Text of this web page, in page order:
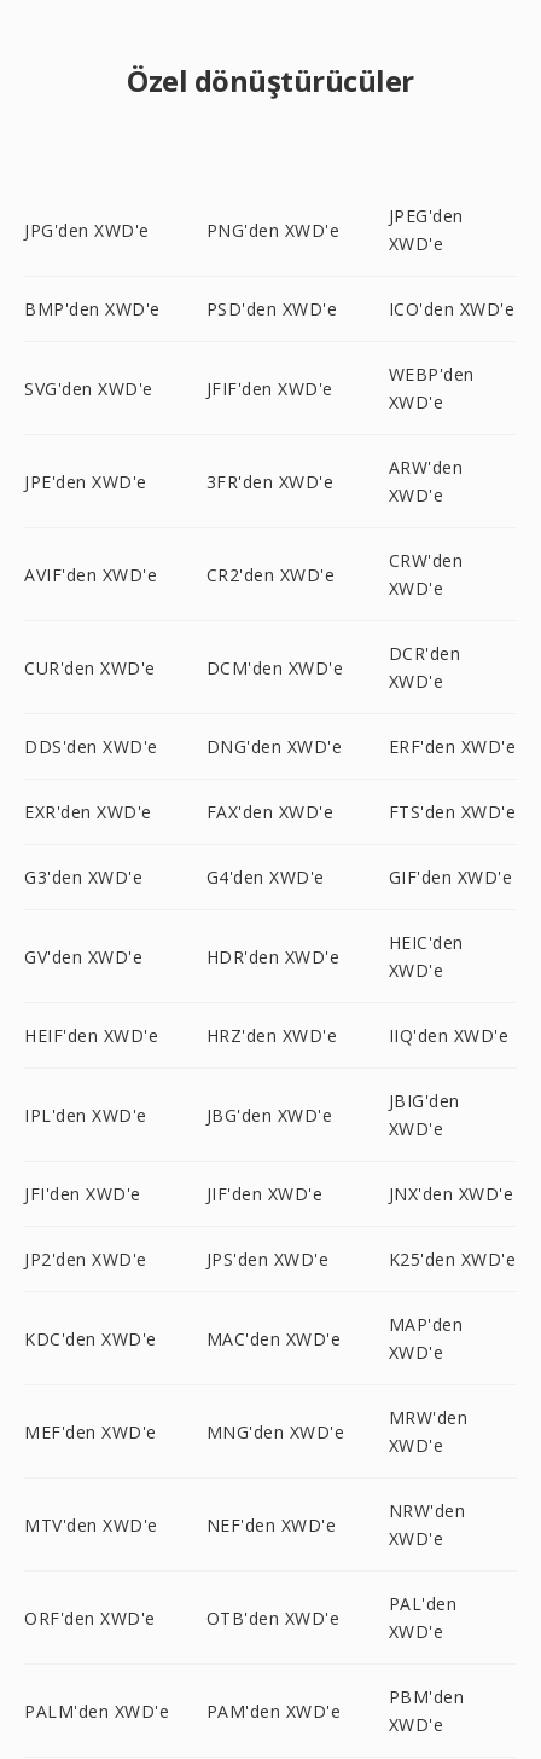
Özel dönüştürücüler
JPG'den XWD'e PNG'den XWD'e
JPEG'den
XWD'e
BMP'den XWD'e PSD'den XWD'e ICO'den XWD'e
SVG'den XWD'e JFIF'den XWD'e
WEBP'den
XWD'e
JPE'den XWD'e 3FR'den XWD'e
ARW'den
XWD'e
AVIF'den XWD'e CR2'den XWD'e
CRW'den
XWD'e
CUR'den XWD'e DCM'den XWD'e
DCR'den
XWD'e
DDS'den XWD'e DNG'den XWD'e ERF'den XWD'e
EXR'den XWD'e FAX'den XWD'e FTS'den XWD'e
G3'den XWD'e G4'den XWD'e GIF'den XWD'e
GV'den XWD'e HDR'den XWD'e
HEIC'den
XWD'e
HEIF'den XWD'e HRZ'den XWD'e IIQ'den XWD'e
IPL'den XWD'e JBG'den XWD'e
JBIG'den
XWD'e
JFI'den XWD'e JIF'den XWD'e JNX'den XWD'e
JP2'den XWD'e JPS'den XWD'e K25'den XWD'e
KDC'den XWD'e MAC'den XWD'e
MAP'den
XWD'e
MEF'den XWD'e MNG'den XWD'e
MRW'den
XWD'e
MTV'den XWD'e NEF'den XWD'e
NRW'den
XWD'e
ORF'den XWD'e OTB'den XWD'e
PAL'den
XWD'e
PALM'den XWD'e PAM'den XWD'e
PBM'den
XWD'e